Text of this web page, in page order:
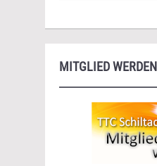
MITGLIED WERDEN